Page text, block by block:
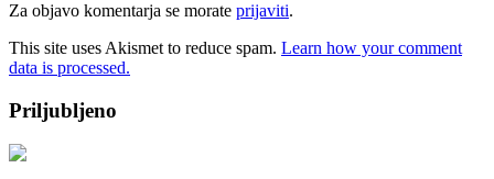
Za objavo komentarja se morate prijaviti.
This site uses Akismet to reduce spam. Learn how your comment
data is processed.
Priljubljeno